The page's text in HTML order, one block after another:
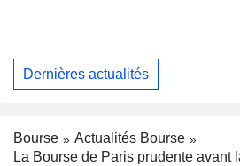
Dernières actualités
Bourse
Actualités Bourse
La Bourse de Paris prudente avant